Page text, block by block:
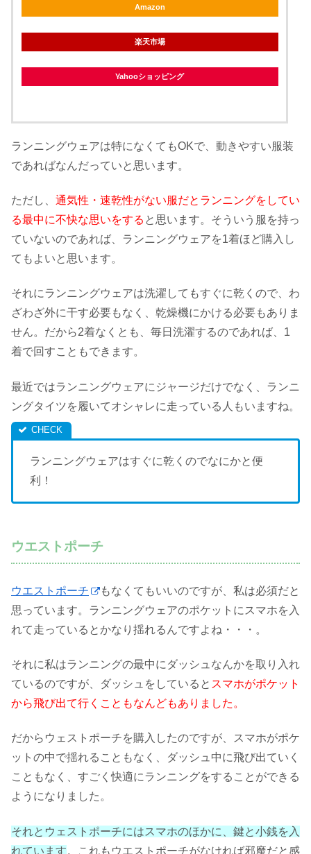
Amazon
楽天市場
Yahooショッピング
ランニングウェアは特になくてもOKで、動きやすい服装
であればなんだっていと思います。
ただし、 通気性・速乾性がない服だとランニングをしてい
る最中に不快な思いをする と思います。そういう服を持っ
ていないのであれば、ランニングウェアを1着ほど購入し
てもよいと思います。
それにランニングウェアは洗濯してもすぐに乾くので、わ
ざわざ外に干す必要もなく、乾燥機にかける必要もありま
せん。だから2着なくとも、毎日洗濯するのであれば、1
着で回すこともできます。
最近ではランニングウェアにジャージだけでなく、ランニ
ングタイツを履いてオシャレに走っている人もいますね。
ランニングウェアはすぐに乾くのでなにかと便
利！
ウエストポーチ
ウエストポーチ
もなくてもいいのですが、私は必須だと
思っています。ランニングウェアのポケットにスマホを入
れて走っているとかなり揺れるんですよね・・・。
それに私はランニングの最中にダッシュなんかを取り入れ
ているのですが、ダッシュをしていると スマホがポケット
から飛び出て行くこともなんどもありました。
だからウェストポーチを購入したのですが、スマホがポケ
ットの中で揺れることもなく、ダッシュ中に飛び出ていく
こともなく、すごく快適にランニングをすることができる
ようになりました。
それとウェストポーチにはスマホのほかに、鍵と小銭を入
れています。これもウエストポーチがなければ邪魔だと感